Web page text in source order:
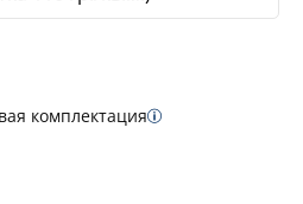
комплектация